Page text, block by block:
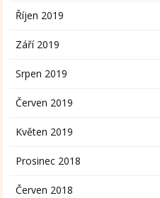
Říjen 2019
Září 2019
Srpen 2019
Červen 2019
Květen 2019
Prosinec 2018
Červen 2018